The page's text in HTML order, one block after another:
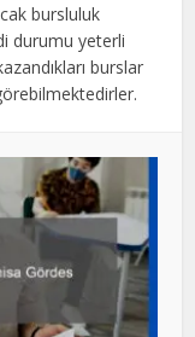
bursluluk
durumu yeterli
burslar